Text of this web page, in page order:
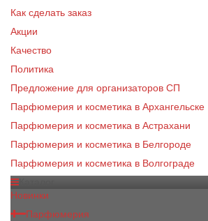
Как сделать заказ
Акции
Качество
Политика
Предложение для организаторов СП
Парфюмерия и косметика в Архангельске
Парфюмерия и косметика в Астрахани
Парфюмерия и косметика в Белгороде
Парфюмерия и косметика в Волгограде
Новинки
Парфюмерия